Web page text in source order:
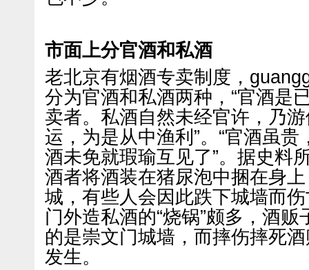
市面上分官酒和私酒
老北京有烟酒专卖制度，
分为官酒和私酒两种，“官酒是
卖者。私酒自然未经官许，乃
运，为是从中渔利”。“官酒虽
酒未免就瑕瑜互见了”。据史料
酒者将酒装在猪尿泡中捆在身
城，有些人会因此跌下城墙而
门外造私酒的“烧锅”颇多，酒
的是崇文门城墙，而摔伤摔死
发生。